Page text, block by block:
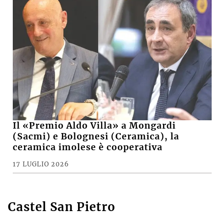
Il «Premio Aldo Villa» a Mongardi
(Sacmi) e Bolognesi (Ceramica), la
ceramica imolese è cooperativa
17 LUGLIO 2026
Castel San Pietro